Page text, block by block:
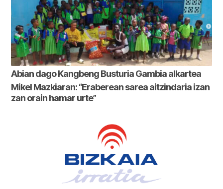
Abian dago Kangbeng Busturia Gambia alkartea
Mikel Mazkiaran: “Eraberean sarea aitzindaria izan
zan orain hamar urte”